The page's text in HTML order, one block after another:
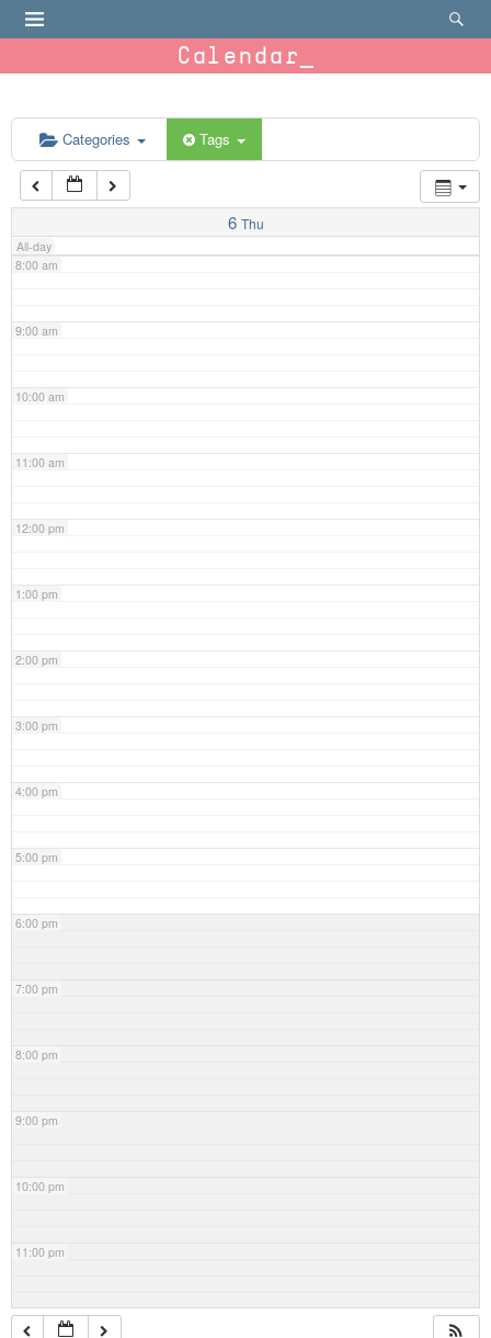
Calendar
Categories Tags
6 Thu
All-day
6:00 am
7:00 am
8:00 am
9:00 am
10:00 am
11:00 am
12:00 pm
1:00 pm
2:00 pm
3:00 pm
4:00 pm
5:00 pm
6:00 pm
7:00 pm
8:00 pm
9:00 pm
10:00 pm
11:00 pm